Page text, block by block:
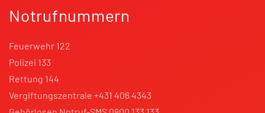
Notrufnummern
Feuerwehr 122
Polizei 133
Rettung 144
Vergiftungszentrale +431 406 4343